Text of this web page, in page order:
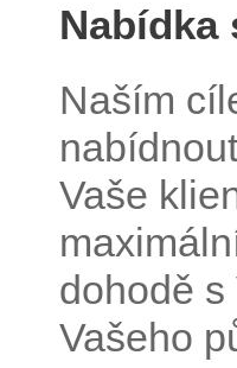
Naším
Vaše
dohodě
Vašeho